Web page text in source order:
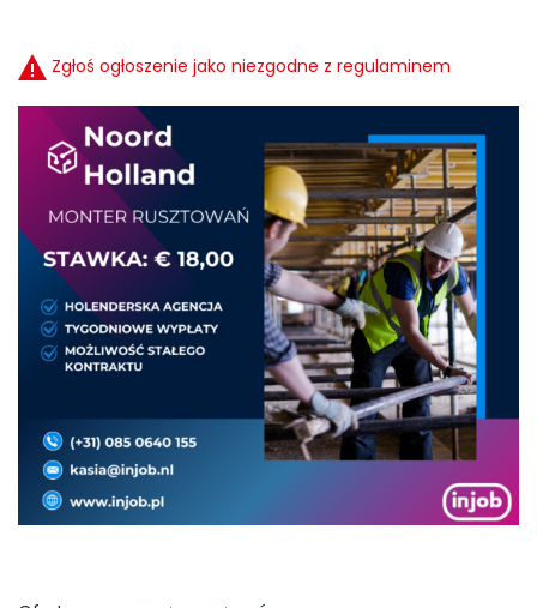
Zgłoś ogłoszenie jako niezgodne z regulaminem